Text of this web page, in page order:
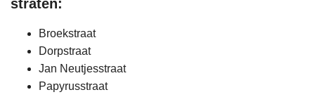
straten:
Broekstraat
Dorpstraat
Jan Neutjesstraat
Papyrusstraat